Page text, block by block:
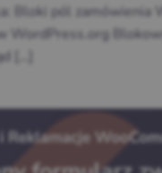
Bloki pól zamówienia
WordPress.org
[…]